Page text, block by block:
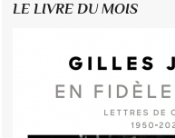
LE LIVRE DU MOIS